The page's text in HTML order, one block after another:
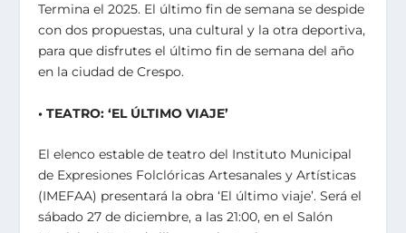
Termina el 2025. El último fin de semana se despide
con dos propuestas, una cultural y la otra deportiva,
para que disfrutes el último fin de semana del año
en la ciudad de Crespo.
• TEATRO: ‘EL ÚLTIMO VIAJE’
El elenco estable de teatro del Instituto Municipal
de Expresiones Folclóricas Artesanales y Artísticas
(IMEFAA) presentará la obra ‘El último viaje’. Será el
sábado 27 de diciembre, a las 21:00, en el Salón